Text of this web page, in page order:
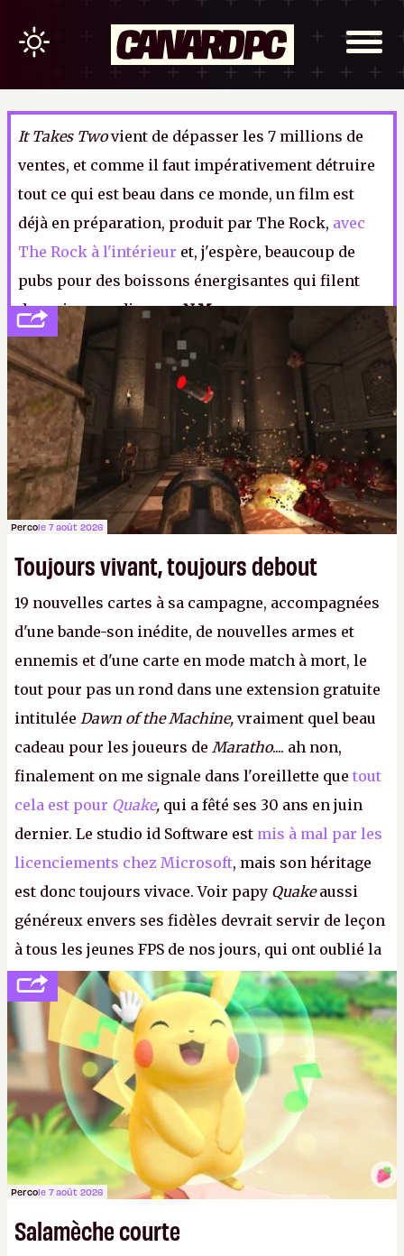
It Takes Twovient de dépasser les 7 millions de
ventes, et comme il faut impérativement détruire
tout ce qui est beau dans ce monde, un film est
déjà en préparation, produit par The Rock, avec
The Rock à l'intérieur et, j'espère, beaucoup de
pubs pour des boissons énergisantes qui filent
des crises cardiaques.N.M.
Percole 7 août 2026
Toujours vivant, toujours debout
19 nouvelles cartes à sa campagne, accompagnées
d'une bande-son inédite, de nouvelles armes et
ennemis et d'une carte en mode match à mort, le
tout pour pas un rond dans une extension gratuite
intitulée Dawn of the Machine, vraiment quel beau
cadeau pour les joueurs de Maratho.... ah non,
finalement on me signale dans l'oreillette que tout
cela est pour Quake, qui a fêté ses 30 ans en juin
dernier. Le studio id Software est mis à mal par les
licenciements chez Microsoft, mais son héritage
est donc toujours vivace. Voir papy Quakeaussi
généreux envers ses fidèles devrait servir de leçon
à tous les jeunes FPS de nos jours, qui ont oublié la
politesse et le respect envers leurs joueurs et les
anciens. Il leur faudrait une bonne guerre des
consoles à ces petits cons !
Percole 7 août 2026
Salamèche courte